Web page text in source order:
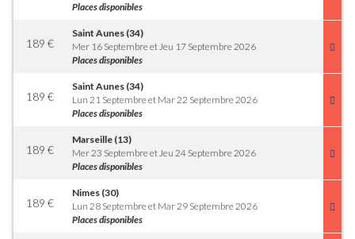
Places disponibles
189 €
Saint Aunes (34)
Mer 16 Septembre et Jeu 17 Septembre 2026
Places disponibles
189 €
Saint Aunes (34)
Lun 21 Septembre et Mar 22 Septembre 2026
Places disponibles
189 €
Marseille (13)
Mer 23 Septembre et Jeu 24 Septembre 2026
Places disponibles
189 €
Nimes (30)
Lun 28 Septembre et Mar 29 Septembre 2026
Places disponibles